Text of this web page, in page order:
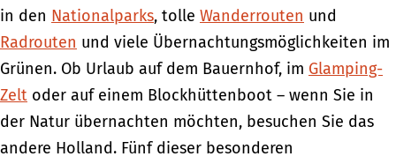
in den Nationalparks, tolle Wanderrouten und
Radrouten und viele Übernachtungsmöglichkeiten im
Grünen. Ob Urlaub auf dem Bauernhof, im Glamping-
Zelt oder auf einem Blockhüttenboot – wenn Sie in
der Natur übernachten möchten, besuchen Sie das
andere Holland. Fünf dieser besonderen